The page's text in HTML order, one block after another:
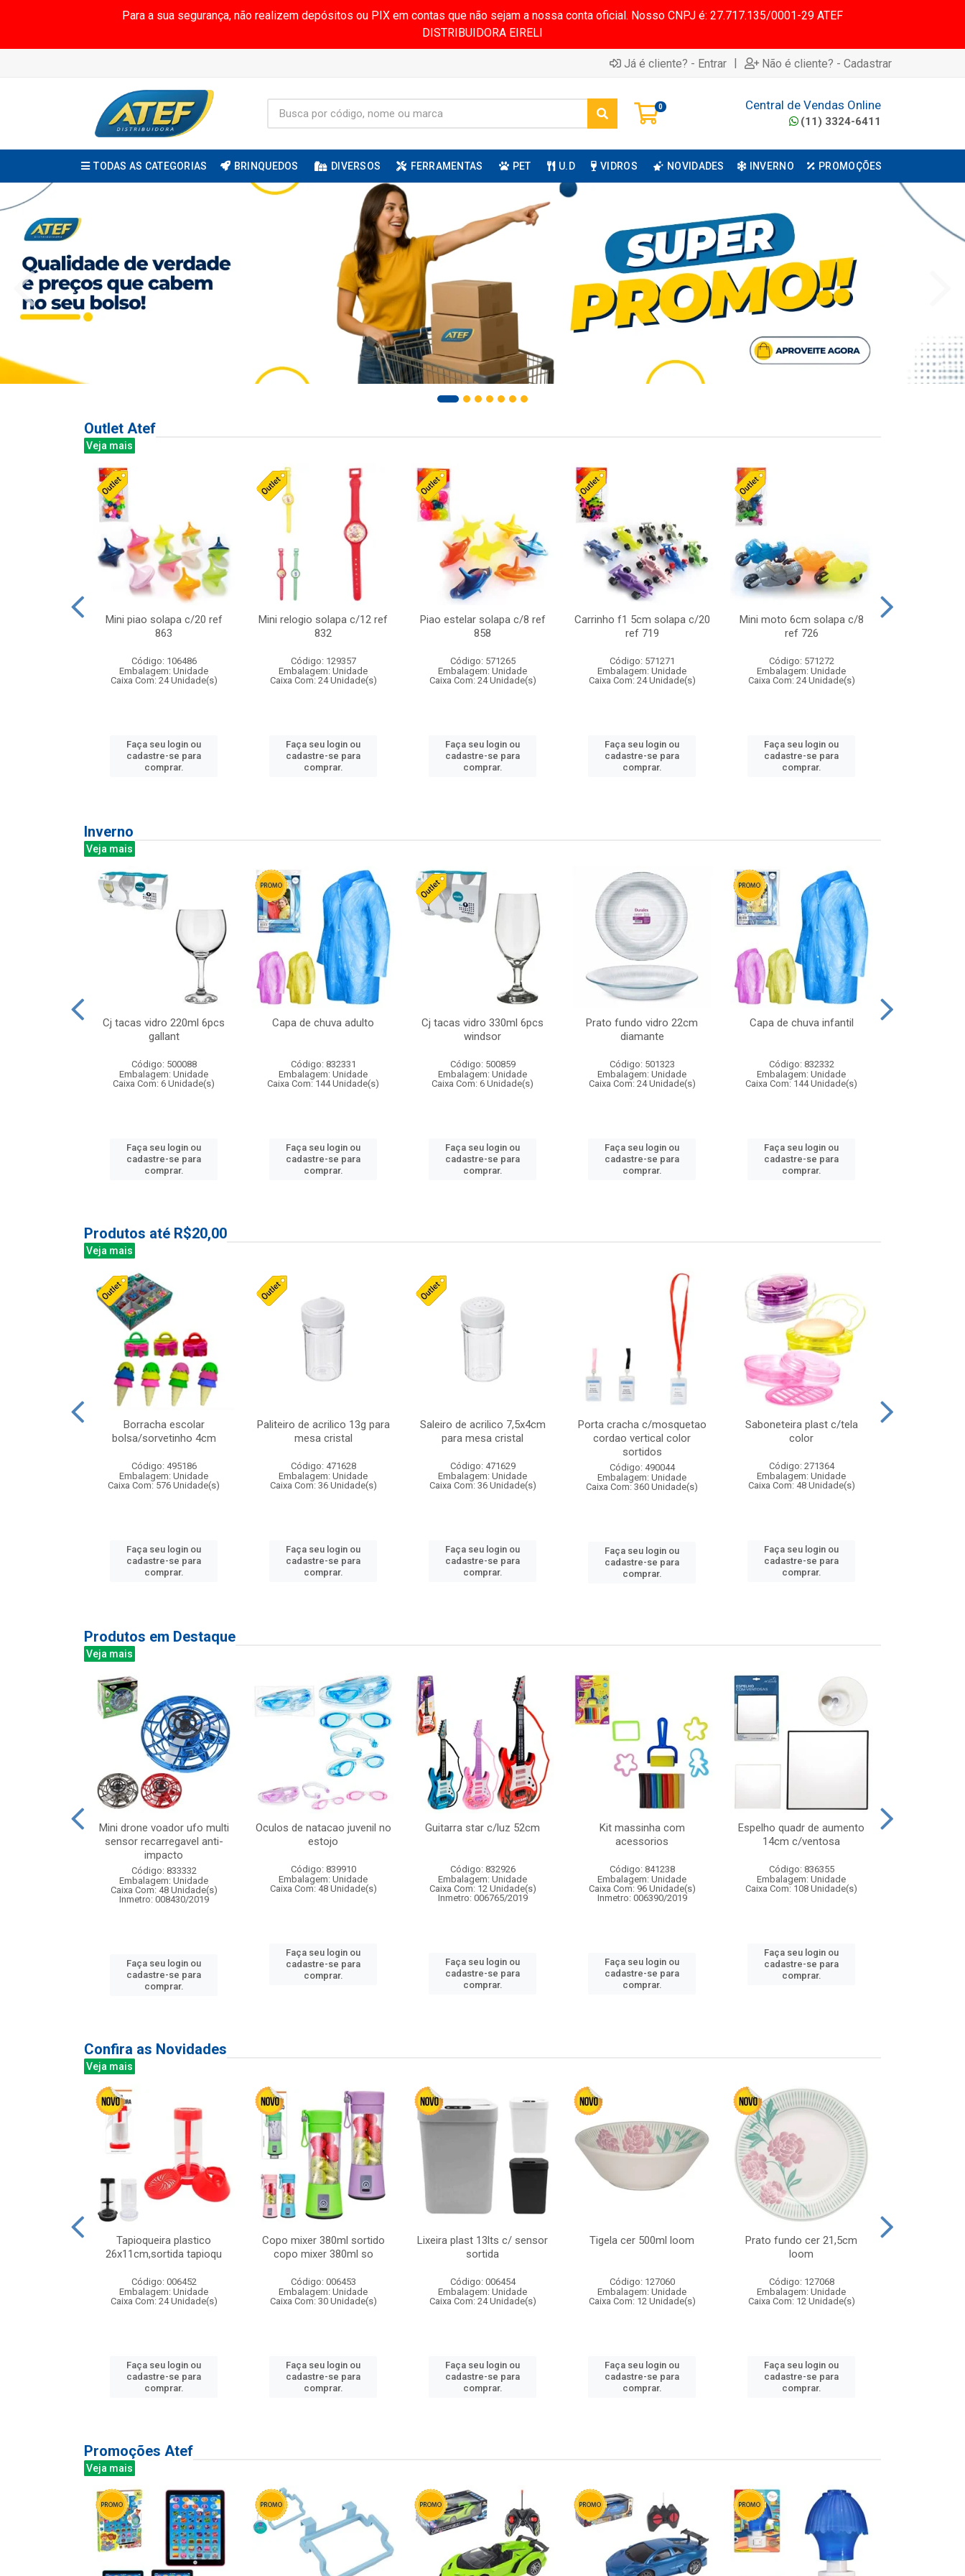
Para a sua segurança, não realizem depósitos ou PIX em contas que não sejam a nossa conta oficial. Nosso CNPJ é: 27.717.135/0001-29 ATEF
DISTRIBUIDORA EIRELI
Já é cliente? - Entrar | Não é cliente? - Cadastrar
0 Central de Vendas Online
(11) 3324-6411
TODAS AS CATEGORIAS BRINQUEDOS DIVERSOS FERRAMENTAS PET U.D VIDROS NOVIDADES INVERNO PROMOÇÕES
Outlet Atef
Veja mais
Mini piao solapa c/20 ref
863
Código: 106486
Embalagem: Unidade
Caixa Com: 24 Unidade(s)
Faça seu login ou
cadastre-se para
comprar.
Mini relogio solapa c/12 ref
832
Código: 129357
Embalagem: Unidade
Caixa Com: 24 Unidade(s)
Faça seu login ou
cadastre-se para
comprar.
Piao estelar solapa c/8 ref
858
Código: 571265
Embalagem: Unidade
Caixa Com: 24 Unidade(s)
Faça seu login ou
cadastre-se para
comprar.
Carrinho f1 5cm solapa c/20
ref 719
Código: 571271
Embalagem: Unidade
Caixa Com: 24 Unidade(s)
Faça seu login ou
cadastre-se para
comprar.
Mini moto 6cm solapa c/8
ref 726
Código: 571272
Embalagem: Unidade
Caixa Com: 24 Unidade(s)
Faça seu login ou
cadastre-se para
comprar.
Inverno
Veja mais
Cj tacas vidro 220ml 6pcs
gallant
Código: 500088
Embalagem: Unidade
Caixa Com: 6 Unidade(s)
Faça seu login ou
cadastre-se para
comprar.
Capa de chuva adulto
Código: 832331
Embalagem: Unidade
Caixa Com: 144 Unidade(s)
Faça seu login ou
cadastre-se para
comprar.
Cj tacas vidro 330ml 6pcs
windsor
Código: 500859
Embalagem: Unidade
Caixa Com: 6 Unidade(s)
Faça seu login ou
cadastre-se para
comprar.
Prato fundo vidro 22cm
diamante
Código: 501323
Embalagem: Unidade
Caixa Com: 24 Unidade(s)
Faça seu login ou
cadastre-se para
comprar.
Capa de chuva infantil
Código: 832332
Embalagem: Unidade
Caixa Com: 144 Unidade(s)
Faça seu login ou
cadastre-se para
comprar.
Produtos até R$20,00
Veja mais
Borracha escolar
bolsa/sorvetinho 4cm
Código: 495186
Embalagem: Unidade
Caixa Com: 576 Unidade(s)
Faça seu login ou
cadastre-se para
comprar.
Paliteiro de acrilico 13g para
mesa cristal
Código: 471628
Embalagem: Unidade
Caixa Com: 36 Unidade(s)
Faça seu login ou
cadastre-se para
comprar.
Saleiro de acrilico 7,5x4cm
para mesa cristal
Código: 471629
Embalagem: Unidade
Caixa Com: 36 Unidade(s)
Faça seu login ou
cadastre-se para
comprar.
Porta cracha c/mosquetao
cordao vertical color
sortidos
Código: 490044
Embalagem: Unidade
Caixa Com: 360 Unidade(s)
Faça seu login ou
cadastre-se para
comprar.
Saboneteira plast c/tela
color
Código: 271364
Embalagem: Unidade
Caixa Com: 48 Unidade(s)
Faça seu login ou
cadastre-se para
comprar.
Produtos em Destaque
Veja mais
Mini drone voador ufo multi
sensor recarregavel anti-
impacto
Código: 833332
Embalagem: Unidade
Caixa Com: 48 Unidade(s)
Inmetro: 008430/2019
Faça seu login ou
cadastre-se para
comprar.
Oculos de natacao juvenil no
estojo
Código: 839910
Embalagem: Unidade
Caixa Com: 48 Unidade(s)
Faça seu login ou
cadastre-se para
comprar.
Guitarra star c/luz 52cm
Código: 832926
Embalagem: Unidade
Caixa Com: 12 Unidade(s)
Inmetro: 006765/2019
Faça seu login ou
cadastre-se para
comprar.
Kit massinha com
acessorios
Código: 841238
Embalagem: Unidade
Caixa Com: 96 Unidade(s)
Inmetro: 006390/2019
Faça seu login ou
cadastre-se para
comprar.
Espelho quadr de aumento
14cm c/ventosa
Código: 836355
Embalagem: Unidade
Caixa Com: 108 Unidade(s)
Faça seu login ou
cadastre-se para
comprar.
Confira as Novidades
Veja mais
Tapioqueira plastico
26x11cm,sortida tapioqu
Código: 006452
Embalagem: Unidade
Caixa Com: 24 Unidade(s)
Faça seu login ou
cadastre-se para
comprar.
Copo mixer 380ml sortido
copo mixer 380ml so
Código: 006453
Embalagem: Unidade
Caixa Com: 30 Unidade(s)
Faça seu login ou
cadastre-se para
comprar.
Lixeira plast 13lts c/ sensor
sortida
Código: 006454
Embalagem: Unidade
Caixa Com: 24 Unidade(s)
Faça seu login ou
cadastre-se para
comprar.
Tigela cer 500ml loom
Código: 127060
Embalagem: Unidade
Caixa Com: 12 Unidade(s)
Faça seu login ou
cadastre-se para
comprar.
Prato fundo cer 21,5cm
loom
Código: 127068
Embalagem: Unidade
Caixa Com: 12 Unidade(s)
Faça seu login ou
cadastre-se para
comprar.
Promoções Atef
Veja mais